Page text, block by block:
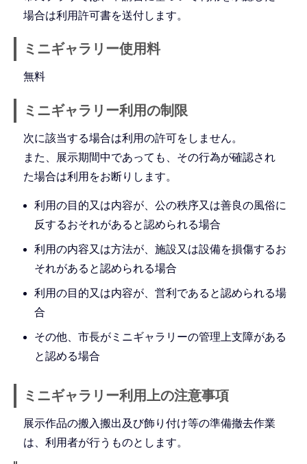
場合は利用許可書を送付します。
ミニギャラリー使用料
無料
ミニギャラリー利用の制限
次に該当する場合は利用の許可をしません。
また、展示期間中であっても、その行為が確認され
た場合は利用をお断りします。
利用の目的又は内容が、公の秩序又は善良の風俗に
反するおそれがあると認められる場合
利用の内容又は方法が、施設又は設備を損傷するお
それがあると認められる場合
利用の目的又は内容が、営利であると認められる場
合
その他、市長がミニギャラリーの管理上支障がある
と認める場合
ミニギャラリー利用上の注意事項
展示作品の搬入搬出及び飾り付け等の準備撤去作業
は、利用者が行うものとします。